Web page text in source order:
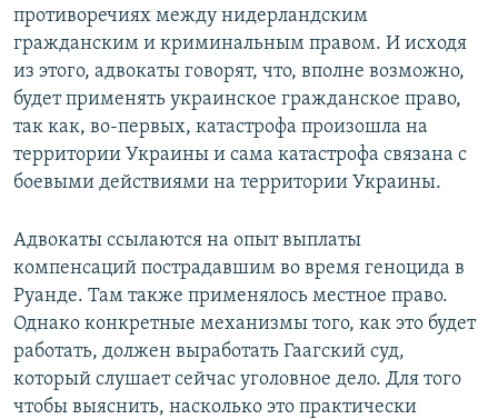
противоречиях между нидерландским
гражданским и криминальным правом. И исходя
из этого, адвокаты говорят, что, вполне возможно,
будет применять украинское гражданское право,
так как, во-первых, катастрофа произошла на
территории Украины и сама катастрофа связана с
боевыми действиями на территории Украины.
Адвокаты ссылаются на опыт выплаты
компенсаций пострадавшим во время геноцида в
Руанде. Там также применялось местное право.
Однако конкретные механизмы того, как это будет
работать, должен выработать Гаагский суд,
который слушает сейчас уголовное дело. Для того
чтобы выяснить, насколько это практически